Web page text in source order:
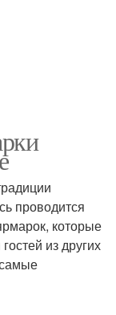
проводится
которые
из других